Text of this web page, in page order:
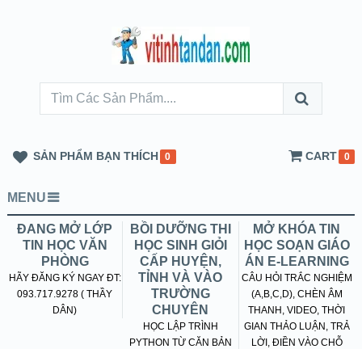
SẢN PHẨM BẠN THÍCH 0 CART 0
MENU
ĐANG MỞ LỚP
TIN HỌC VĂN
PHÒNG
HÃY ĐĂNG KÝ NGAY ĐT:
093.717.9278 ( THẦY
DÂN)
BỒI DƯỠNG THI
HỌC SINH GIỎI
CẤP HUYỆN,
TỈNH VÀ VÀO
TRƯỜNG
CHUYÊN
HỌC LẬP TRÌNH
PYTHON TỪ CĂN BẢN
MỞ KHÓA TIN
HỌC SOẠN GIÁO
ÁN E-LEARNING
CÂU HỎI TRẮC NGHIỆM
(A,B,C,D), CHÈN ÂM
THANH, VIDEO, THỜI
GIAN THẢO LUẬN, TRẢ
LỜI, ĐIỀN VÀO CHỖ